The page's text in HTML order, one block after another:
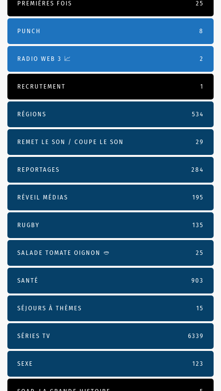
PREMIÈRES FOIS 25
PUNCH 8
RADIO WEB 3 📈 2
RECRUTEMENT 1
RÉGIONS 534
REMET LE SON / COUPE LE SON 29
REPORTAGES 284
RÉVEIL MÉDIAS 195
RUGBY 135
SALADE TOMATE OIGNON 🥙 25
SANTÉ 903
SÉJOURS À THÈMES 15
SÉRIES TV 6339
SEXE 123